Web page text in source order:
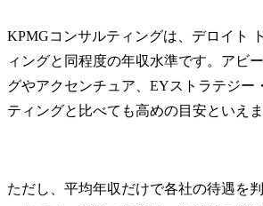
KPMGコンサルティングは、デロイト
ィングと同程度の年収水準です。アビ
グやアクセンチュア、EYストラテジー
ティングと比べても高めの目安といえま
ただし、平均年収だけで各社の待遇を